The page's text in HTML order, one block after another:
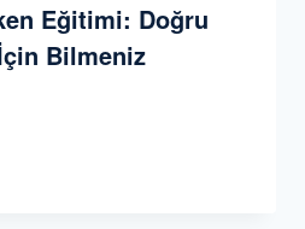
Eğitimi: Doğru
Bilmeniz